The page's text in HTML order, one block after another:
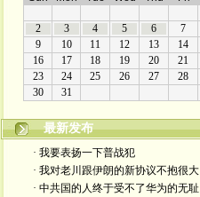
最新发布
· 我要表扬一下普战犯
· 我对老川跟伊朗的新协议不抱很大
· 中共国的人终于受不了华为的无耻